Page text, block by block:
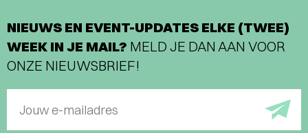
NIEUWS EN EVENT-UPDATES ELKE (TWEE)
WEEK IN JE MAIL? MELD JE DAN AAN VOOR
ONZE NIEUWSBRIEF!
Jouw e-mailadres